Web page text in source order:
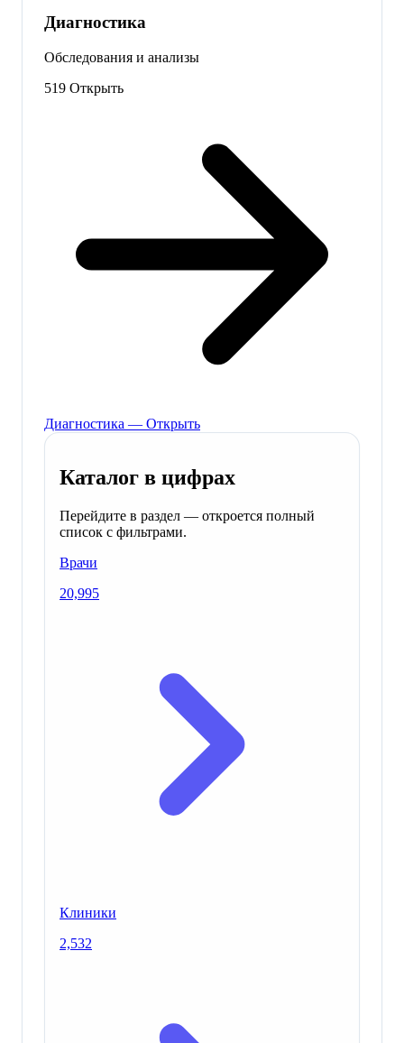
Диагностика
Обследования и анализы
519 Открыть
Диагностика — Открыть
Каталог в цифрах
Перейдите в раздел — откроется полный
список с фильтрами.
Врачи
20,995
Клиники
2,532